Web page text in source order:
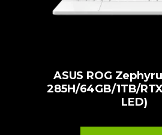
ASUS ROG
285H/64GB/1TB/
LED)